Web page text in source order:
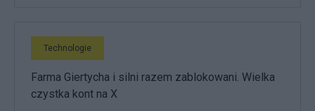
Technologie
Farma Giertycha i silni razem zablokowani. Wielka
czystka kont na X